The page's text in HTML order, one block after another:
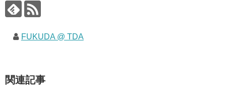
FUKUDA @ TDA
関連記事